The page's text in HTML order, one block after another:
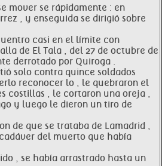
mover se rápidamente : en
, y enseguida se dirigió sobre
casi en el límite con
de El Tala , del 27 de octubre de
derrotado por Quiroga .
solo contra quince soldados
reconocer lo , le quebraron el
costillas , le cortaron una oreja ,
y luego le dieron un tiro de
de que se trataba de Lamadrid ,
del muerto que había
, se había arrastrado hasta un